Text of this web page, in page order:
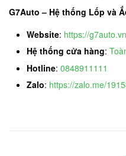
G7Auto – Hệ thống Lốp và
Website: https://g7auto.vn
Hệ thống cửa hàng:
Hotline: 0848911111
Zalo: https://zalo.me/